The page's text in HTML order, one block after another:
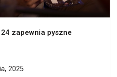
zapewnia pyszne
2025